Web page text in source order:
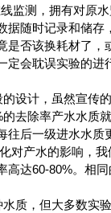
监测，拥有对原
随时记录和储存
否该换耗材了，
会耽误实验的进
计，虽然宣传
去除率产水水质
后一级进水水质
对产水的影响，
达60-80%。相
，但大多数实